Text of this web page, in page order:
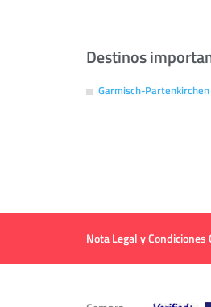
Destinos
Garmisch-
Nota Legal y Condiciones